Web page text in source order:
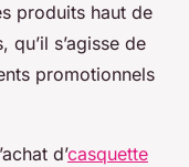
produits haut de
s’agisse de
promotionnels
d’casquette